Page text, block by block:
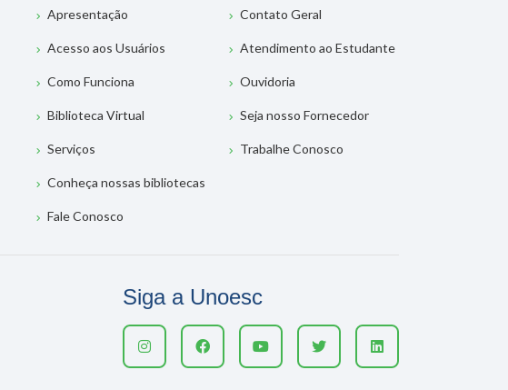
Apresentação
Acesso aos Usuários
Como Funciona
Biblioteca Virtual
Serviços
Conheça nossas bibliotecas
Fale Conosco
Contato Geral
Atendimento ao Estudante
Ouvidoria
Seja nosso Fornecedor
Trabalhe Conosco
Siga a Unoesc